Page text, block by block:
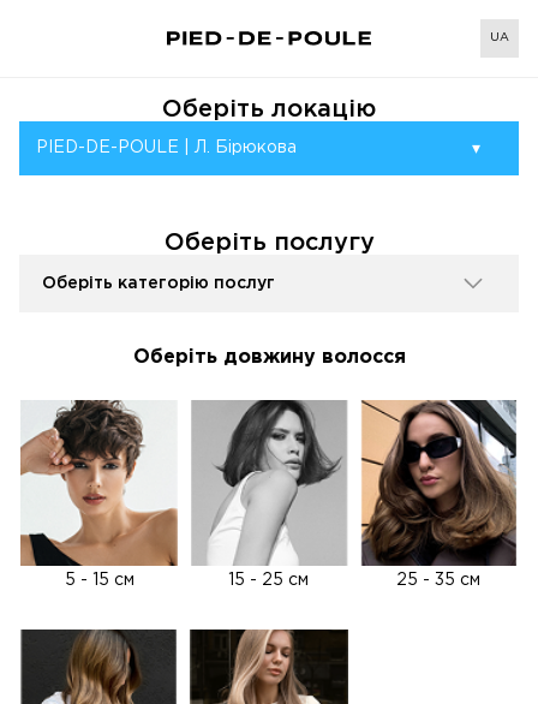
UA
Оберіть локацію
PIED-DE-POULE | Л. Бірюкова ▾
Оберіть послугу
Оберіть довжину волосся
5 - 15 см 15 - 25 см 25 - 35 см